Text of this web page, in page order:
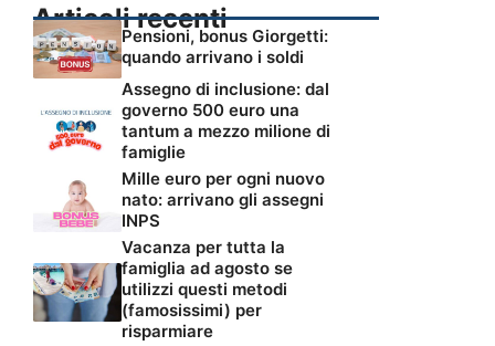
Articoli recenti
Pensioni, bonus Giorgetti:
quando arrivano i soldi
Assegno di inclusione: dal
governo 500 euro una
tantum a mezzo milione di
famiglie
Mille euro per ogni nuovo
nato: arrivano gli assegni
INPS
Vacanza per tutta la
famiglia ad agosto se
utilizzi questi metodi
(famosissimi) per
risparmiare